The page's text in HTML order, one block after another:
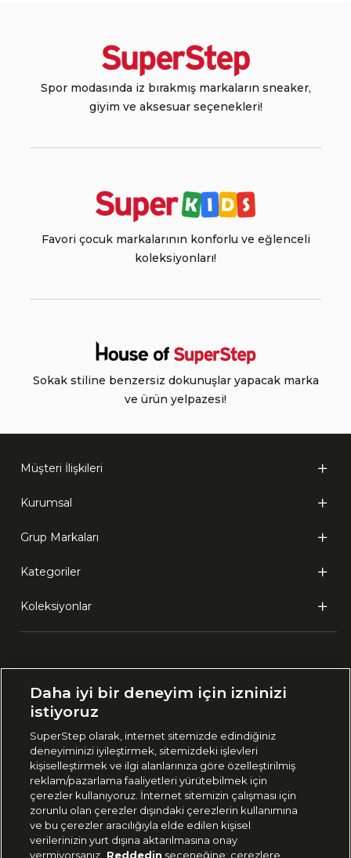
Spor modasında iz bırakmış markaların sneaker,
giyim ve aksesuar seçenekleri!
Favori çocuk markalarının konforlu ve eğlenceli
koleksiyonları!
Sokak stiline benzersiz dokunuşlar yapacak marka
ve ürün yelpazesi!
Müşteri İlişkileri
Kurumsal
Grup Markaları
Kategoriler
Koleksiyonlar
🇹🇷 Türkiye
444 37 36
Uygulamadan Takip Edin
Daha iyi bir deneyim için izninizi
istiyoruz
SuperStep olarak, internet sitemizde edindiğiniz
deneyiminizi iyileştirmek, sitemizdeki işlevleri
kişiselleştirmek ve ilgi alanlarınıza göre özelleştirilmiş
reklam/pazarlama faaliyetleri yürütebilmek için
çerezler kullanıyoruz. İnternet sitemizin çalışması için
zorunlu olan çerezler dışındaki çerezlerin kullanımına
ve bu çerezler aracılığıyla elde edilen kişisel
verilerinizin yurt dışına aktarılmasına onay
vermiyorsanız Reddedin seçeneğine; çerezlere